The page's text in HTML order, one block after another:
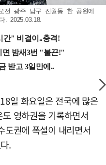
전 광주 남구 진월동 한 공원에
. 2025.03.18.
일 화요일은 전국에 많은
영하권을 기록하면서
도권에 폭설이 내리면서
.